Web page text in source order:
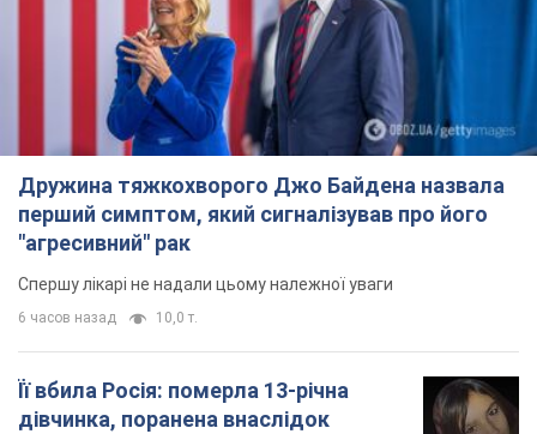
Дружина тяжкохворого Джо Байдена назвала
перший симптом, який сигналізував про його
"агресивний" рак
Спершу лікарі не надали цьому належної уваги
6 часов назад 10,0 т.
Її вбила Росія: померла 13-річна
дівчинка, поранена внаслідок